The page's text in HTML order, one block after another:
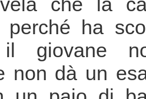
perché ha
giovane
non dà un